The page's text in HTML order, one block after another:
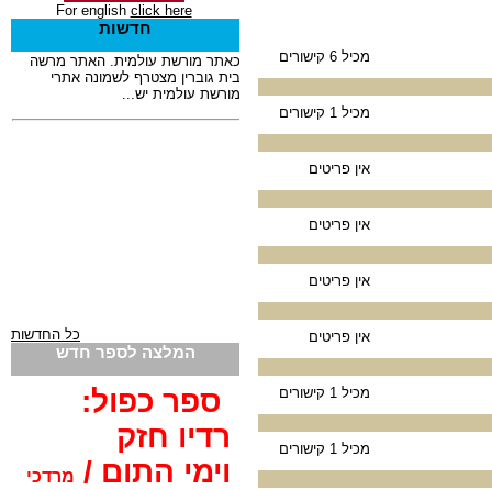
מכיל 6 קישורים
מכיל 1 קישורים
אין פריטים
אין פריטים
אין פריטים
אין פריטים
מכיל 1 קישורים
מכיל 1 קישורים
For english click here
חדשות
כל החדשות
המלצה לספר חדש
ספר כפול:
רדיו חזק
וימי התום / מרדכי